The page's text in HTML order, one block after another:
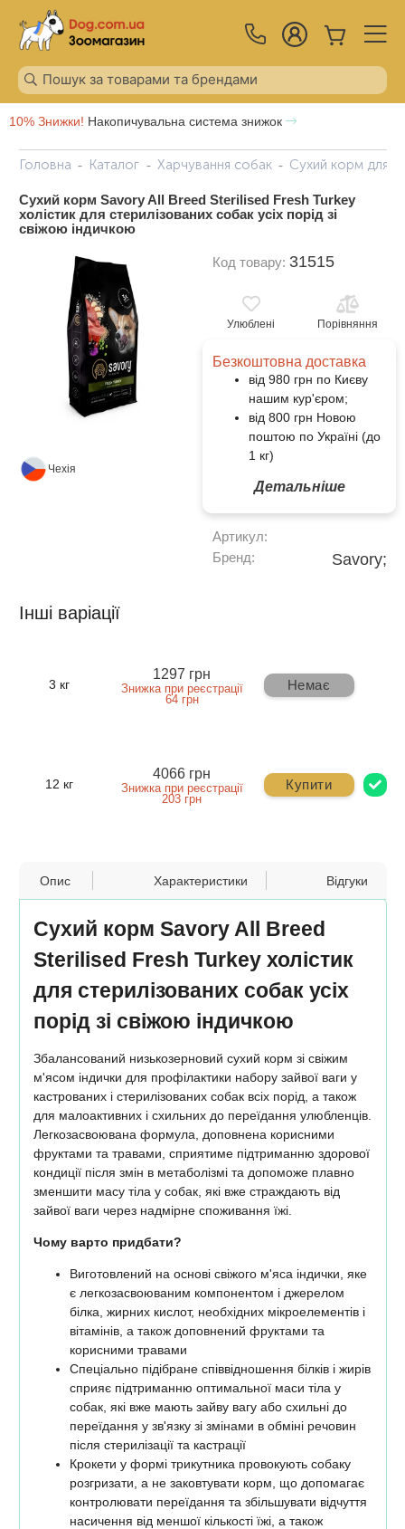
10% Знижки! Накопичувальна система знижок
Головна Каталог Харчування собак Сухий корм для
Сухий корм Savory All Breed Sterilised Fresh Turkey
холістик для стерилізованих собак усіх порід зі
свіжою індичкою
Чехія
Код товару: 31515
Улюблені Порівняння
Безкоштовна доставка
від 980 грн по Києву
нашим кур'єром;
від 800 грн Новою
поштою по Україні (до
1 кг)
Детальніше
Артикул:
Бренд:
Savory;
Інші варіації
3 кг
1297 грн
Знижка при реєстрації
64 грн
Немає
12 кг
4066 грн
Знижка при реєстрації
203 грн
Купити
Опис Характеристики Відгуки
Сухий корм Savory All Breed
Sterilised Fresh Turkey холістик
для стерилізованих собак усіх
порід зі свіжою індичкою
Збалансований низькозерновий сухий корм зі свіжим
м'ясом індички для профілактики набору зайвої ваги у
кастрованих і стерилізованих собак всіх порід, а також
для малоактивних і схильних до переїдання улюбленців.
Легкозасвоювана формула, доповнена корисними
фруктами та травами, сприятиме підтриманню здорової
кондиції після змін в метаболізмі та допоможе плавно
зменшити масу тіла у собак, які вже страждають від
зайвої ваги через надмірне споживання їжі.
Чому варто придбати?
Виготовлений на основі свіжого м'яса індички, яке
є легкозасвоюваним компонентом і джерелом
білка, жирних кислот, необхідних мікроелементів і
вітамінів, а також доповнений фруктами та
корисними травами
Спеціально підібране співвідношення білків і жирів
сприяє підтриманню оптимальної маси тіла у
собак, які вже мають зайву вагу або схильні до
переїдання у зв'язку зі змінами в обміні речовин
після стерилізації та кастрації
Крокети у формі трикутника провокують собаку
розгризати, а не заковтувати корм, що допомагає
контролювати переїдання та збільшувати відчуття
насичення від меншої кількості їжі, а також